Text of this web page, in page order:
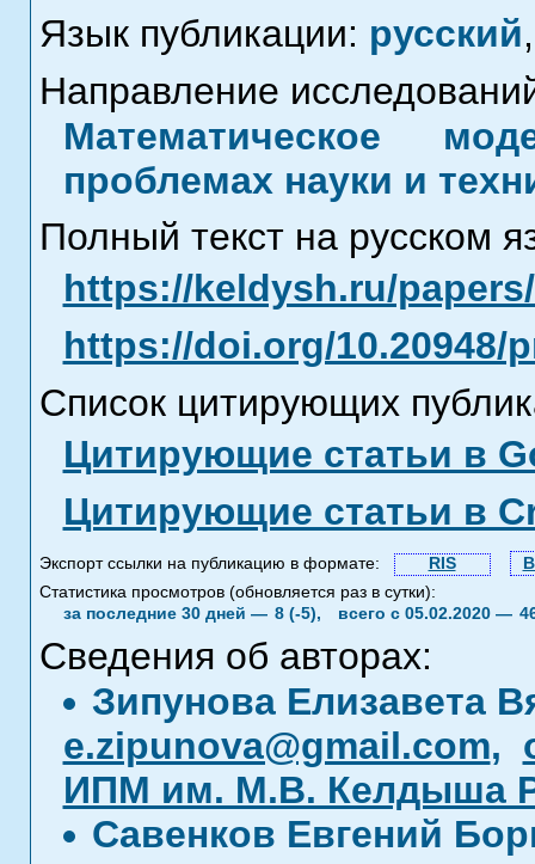
Язык публикации: русский,
Направление
Математическое
проблемах науки и
Полный текст на русском
https://keldysh.ru/
https://doi.org/10.20948/
Список цитирующих
Цитирующие статьи в
Цитирующие статьи в
Экспорт ссылки на публикацию в формате: RIS
Статистика просмотров (обновляется раз в сутки):
за последние 30 дней — 8 (-5), всего с 05.02.2020 —
Сведения об авторах:
Зипунова Елизавета
e.zipunova@gmail.com,
ИПМ им. М.В. Келдыша
Савенков Евгений